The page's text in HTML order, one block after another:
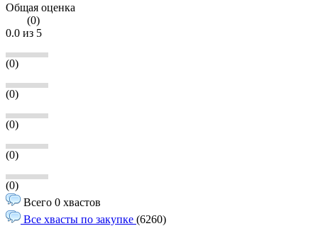
Общая оценка
(0)
0.0 из 5
(0)
(0)
(0)
(0)
(0)
Всего 0 хвастов
Все хвасты по закупке (6260)